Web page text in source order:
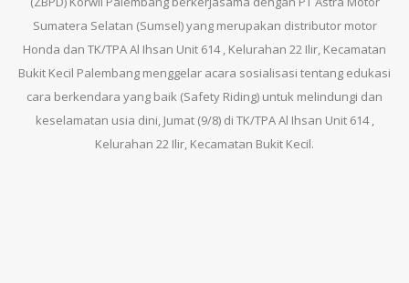
Sumatera Selatan (Sumsel) yang merupakan distributor motor
Honda dan TK/TPA Al Ihsan Unit 614 , Kelurahan 22 Ilir, Kecamatan
Bukit Kecil Palembang menggelar acara sosialisasi tentang edukasi
cara berkendara yang baik (Safety Riding) untuk melindungi dan
keselamatan usia dini, Jumat (9/8) di TK/TPA Al Ihsan Unit 614 ,
Kelurahan 22 Ilir, Kecamatan Bukit Kecil.